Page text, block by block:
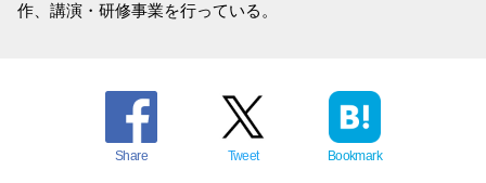
作、講演・研修事業を行っている。
Share Tweet Bookmark